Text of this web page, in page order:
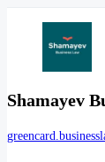
Shamayev